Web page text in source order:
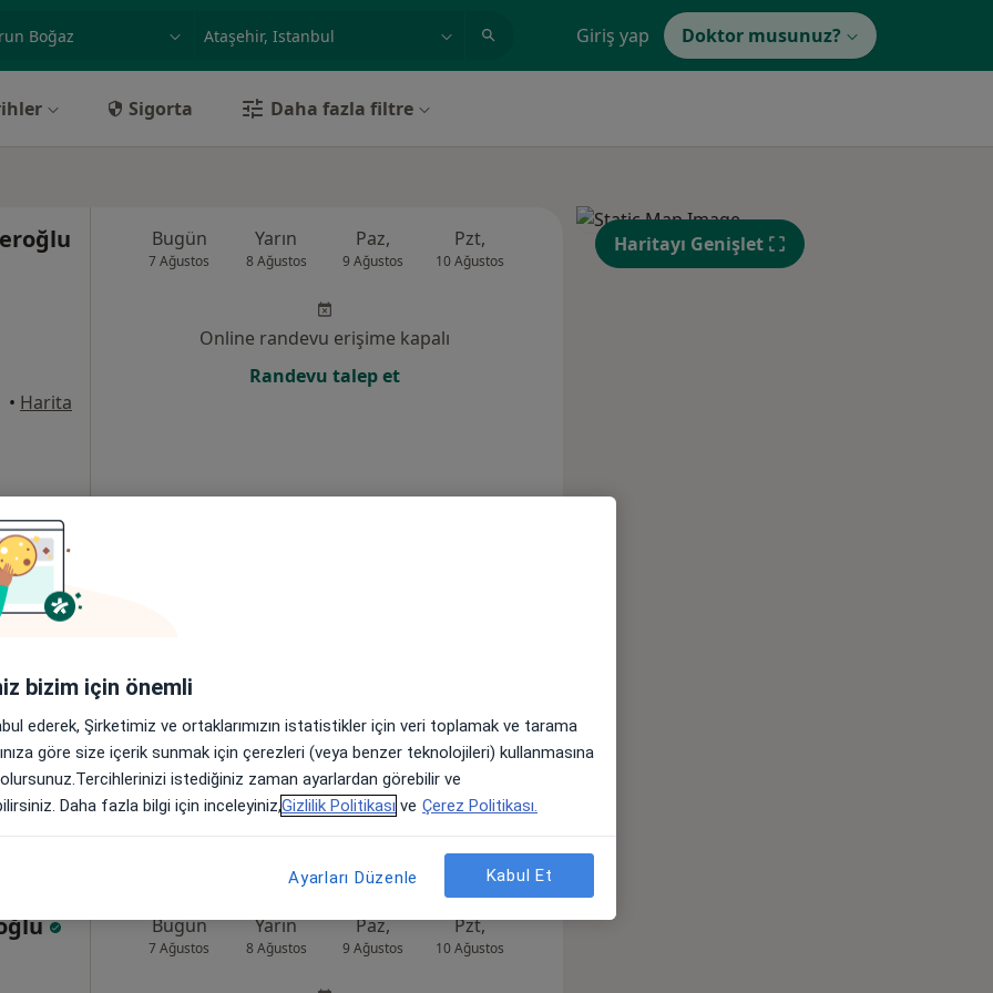
Giriş yap Doktor musunuz?
Sigorta Daha fazla filtre
• Harita
Bugün
7 Ağustos
Yarın
8 Ağustos
Paz,
9 Ağustos
Pzt,
10 Ağustos 11 Ağustos
Çar,
12 Ağustos
Per,
13 Ağustos
Online randevu erişime kapalı
Randevu talep et
İstanbul• Harita
Cem Erdurak Muayenehanesi , QBMED,Işıklar cad. No:37,Ataşehir,İstanbul
Randevu talep et
Bugün
7 Ağustos
Yarın
8 Ağustos
Paz,
9 Ağustos
Pzt,
10 Ağustos
Sal,
Haritayı Genişlet
bizim için önemli
ederek, Şirketimiz ve ortaklarımızın istatistikler için veri toplamak ve tarama
göre size içerik sunmak için çerezleri (veya benzer teknolojileri) kullanmasına
istediğiniz zaman ayarlardan görebilir ve
Daha fazla bilgi için inceleyiniz,Gizlilik Politikası ve Çerez Politikası.
Ayarları Düzenle Kabul Et